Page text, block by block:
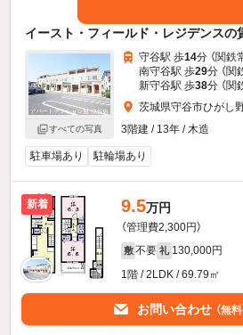
イースト・フィールド・レジデンスの
すべての写真
守谷駅 歩14分 （関鉄
南守谷駅 歩29分 （関
新守谷駅 歩38分 （関
茨城県守谷市ひがし
3階建 / 13年 / 木造
駐車場あり 駐輪場あり
新着 9.5万円
（管理費2,300円）
敷 不要 礼 130,000円
1階 / 2LDK / 69.79㎡
お問い合わせ （無料